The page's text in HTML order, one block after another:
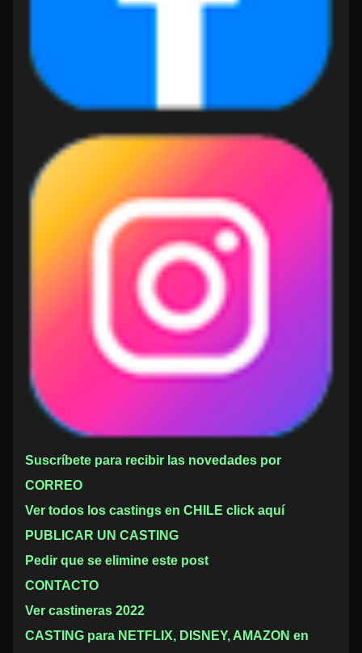
Suscríbete para recibir las novedades por
CORREO
Ver todos los castings en CHILE click aquí
PUBLICAR UN CASTING
Pedir que se elimine este post
CONTACTO
Ver castineras 2022
CASTING para NETFLIX, DISNEY, AMAZON en